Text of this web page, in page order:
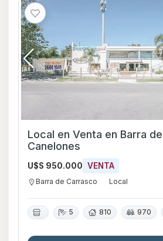
Local en Venta en Barra de Carrasco,
Canelones
U$S 950.000 VENTA
Barra de Carrasco Local
5 810 970